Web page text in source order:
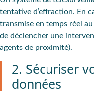
tentative d’effraction. En
transmise en temps réel
de déclencher une
agents de proximité).
2. Sécuriser
données